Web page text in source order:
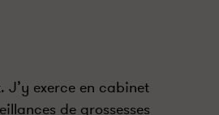
J’y exerce en cabinet
de grossesses